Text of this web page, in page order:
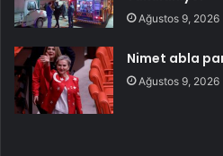
Ağustos 9, 2026
Nimet abla
Ağustos 9, 2026